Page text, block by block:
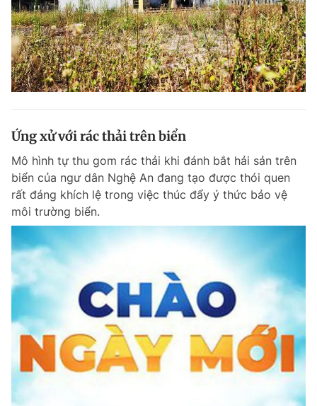
Ứng xử với rác thải trên biển
Mô hình tự thu gom rác thải khi đánh bắt hải sản trên
biển của ngư dân Nghệ An đang tạo được thói quen
rất đáng khích lệ trong việc thúc đẩy ý thức bảo vệ
môi trường biển.